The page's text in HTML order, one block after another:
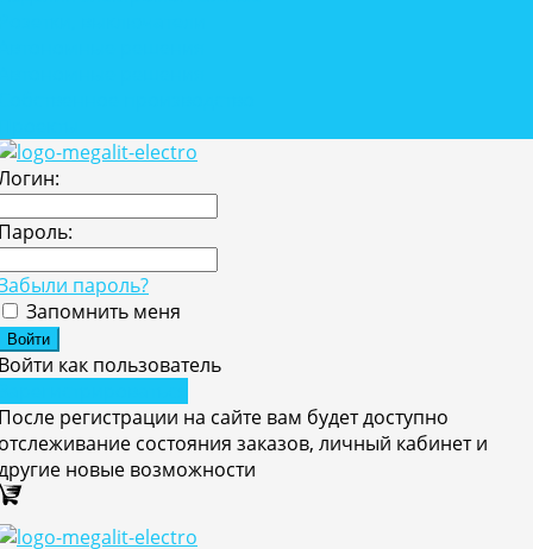
пароль?
Запомнить меня
как пользователь
регистрации на сайте вам будет доступно
состояния заказов, личный кабинет и
новые возможности